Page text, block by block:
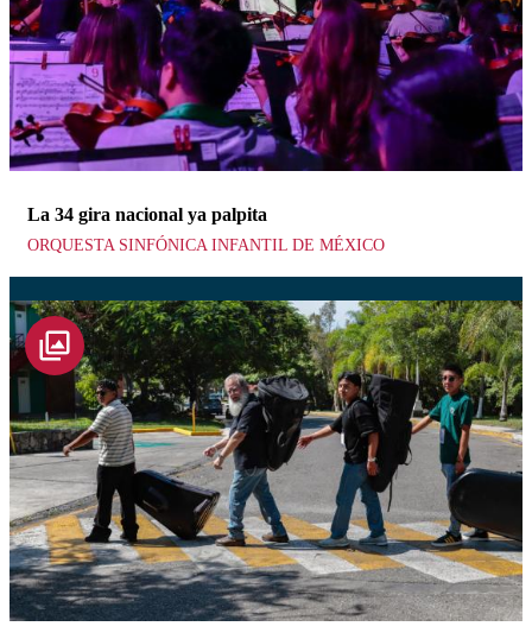
La 34 gira nacional ya palpita
ORQUESTA SINFÓNICA INFANTIL DE MÉXICO